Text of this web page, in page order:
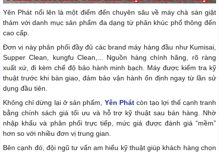
Yên Phát nổi lên là một điểm đến chuyên sâu về máy chà sàn giặt
thảm với danh mục sản phẩm đa dạng từ phân khúc phổ thông đến
cao cấp.
Đơn vị này phân phối đầy đủ các brand máy hàng đầu như Kumisai,
Supper Clean, kungfu Clean,... Nguồn hàng chính hãng, rõ ràng
xuất xứ, đi kèm chế độ bảo hành minh bạch. Máy được kiểm tra kỹ
thuật trước khi bàn giao, đảm bảo vận hành ổn định ngay từ lần sử
dụng đầu tiên.
Không chỉ dừng lại ở sản phẩm, Yên Phátcòn tạo lợi thế cạnh tranh
bằng chính sách giá tối ưu và hỗ trợ kỹ thuật sau bán hàng. Nhờ
nhập khẩu và phân phối trực tiếp, mức giá được đánh giá “mềm”
hơn so với nhiều đơn vị trung gian.
Bên cạnh đó, đội ngũ tư vấn am hiểu kỹ thuật giúp khách hàng chọn